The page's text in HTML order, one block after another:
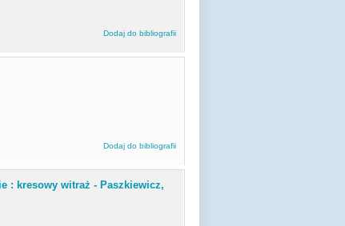
Dodaj do bibliografii
Dodaj do bibliografii
: kresowy witraż - Paszkiewicz,